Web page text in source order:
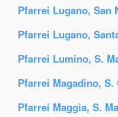
Pfarrei Lugano, San
Pfarrei Lugano,
Pfarrei Lumino, S.
Pfarrei Magadino,
Pfarrei Maggia, S.